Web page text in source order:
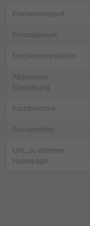
Erscheinungsort
Promotionsort
Erscheinungsdatum
Allgemeine
Einordnung
Fachbereiche
Schlagwörter
URL zu externer
Homepage